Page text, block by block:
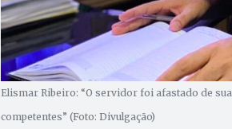
Elismar Ribeiro: “O servidor foi afastado de
competentes” (Foto: Divulgação)